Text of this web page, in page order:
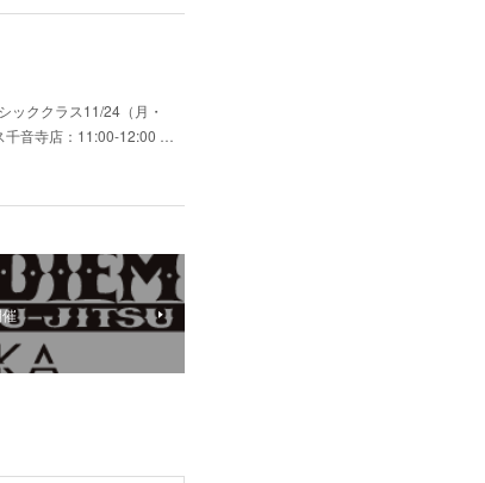
ッククラス11/24（月・
音寺店：11:00-12:00 …